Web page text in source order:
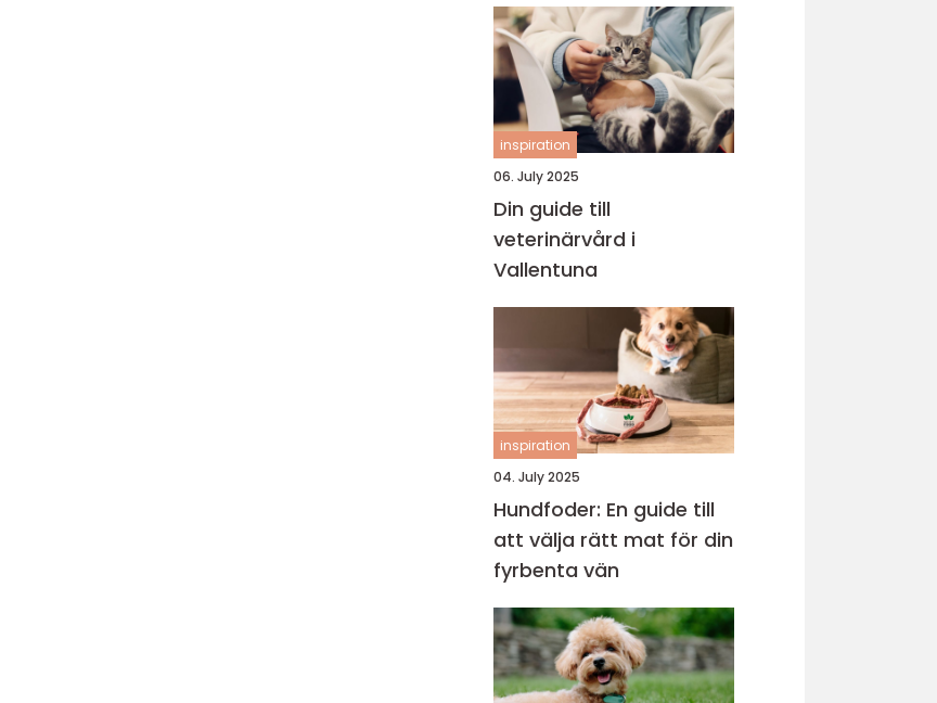
inspiration
06. July 2025
Din guide till
veterinärvård i
Vallentuna
inspiration
04. July 2025
Hundfoder: En guide till
att välja rätt mat för din
fyrbenta vän